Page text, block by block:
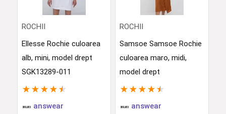
ROCHII
Ellesse Rochie culoarea
alb, mini, model drept
SGK13289-011
★ ★ ★ ★ ★
answear
ROCHII
Samsoe Samsoe Rochie
culoarea maro, midi,
model drept
★ ★ ★ ★ ★
answear